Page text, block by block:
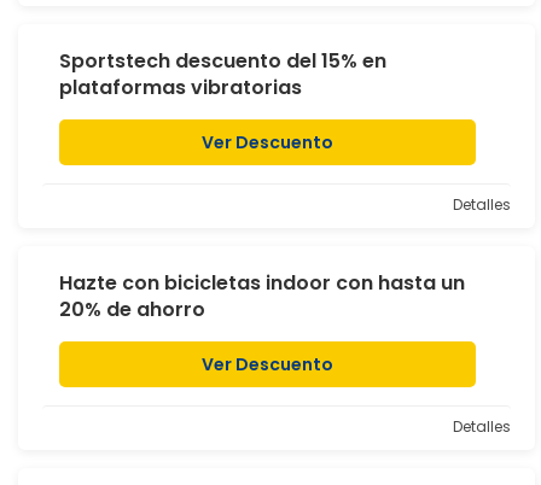
Sportstech descuento del 15% en
plataformas vibratorias
Ver Descuento
Detalles
Hazte con bicicletas indoor con hasta un
20% de ahorro
Ver Descuento
Detalles